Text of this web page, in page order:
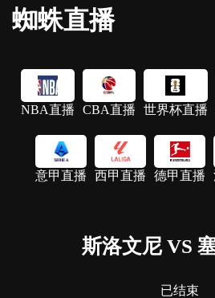
蜘蛛直播
NBA直播 CBA直播 世界杯直播
意甲直播 西甲直播 德甲直播
斯洛文尼 VS
已结束